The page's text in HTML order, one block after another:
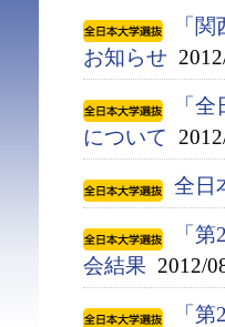
「
お知らせ
「
について
全日
「
会結果 2012/
「